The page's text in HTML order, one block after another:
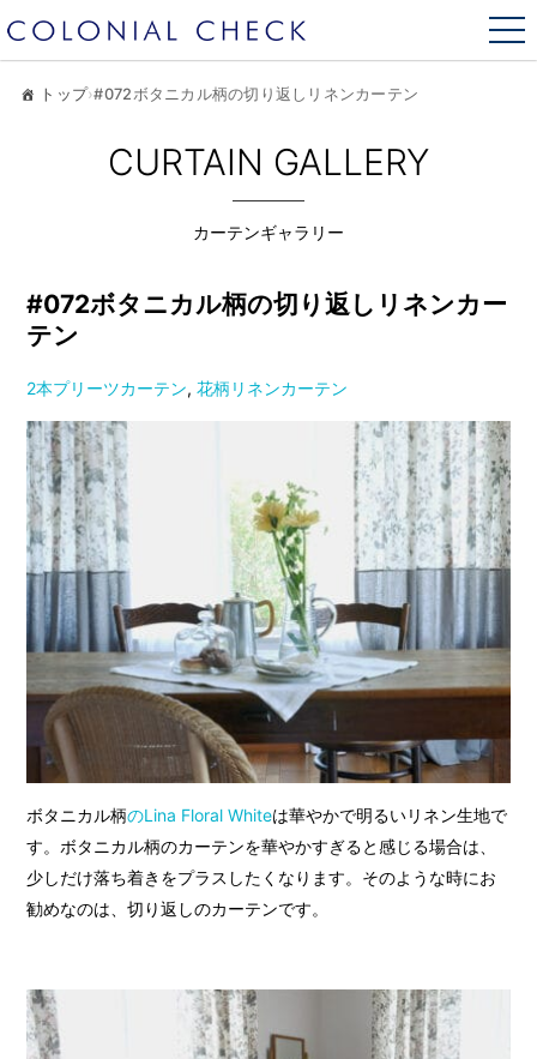
トップ›#072ボタニカル柄の切り返しリネンカーテン
CURTAIN GALLERY
カーテンギャラリー
#072ボタニカル柄の切り返しリネンカー
テン
2本プリーツカーテン,花柄リネンカーテン
ボタニカル柄のLina Floral Whiteは華やかで明るいリネン生地で
す。ボタニカル柄のカーテンを華やかすぎると感じる場合は、
少しだけ落ち着きをプラスしたくなります。そのような時にお
勧めなのは、切り返しのカーテンです。